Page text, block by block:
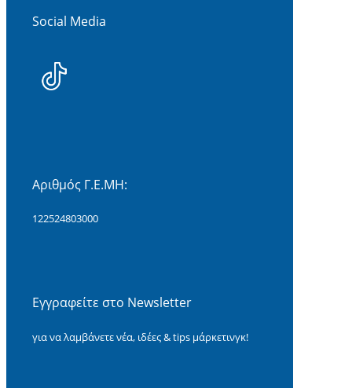
Social Media
Αριθμός Γ.Ε.ΜΗ:
122524803000
Εγγραφείτε στο Newsletter
για να λαμβάνετε νέα, ιδέες & tips μάρκετινγκ!